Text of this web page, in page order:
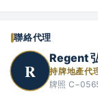
聯絡代理
R
Regent
持牌地產代
牌照